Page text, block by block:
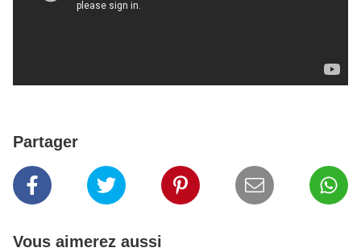
Partager
Vous aimerez aussi